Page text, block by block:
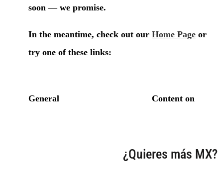
¿Quieres más MX?